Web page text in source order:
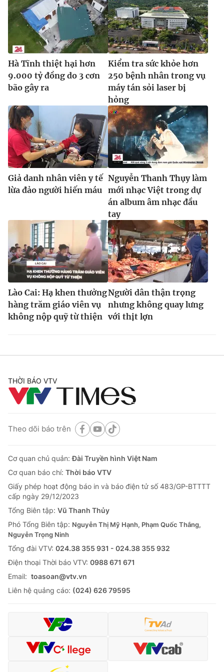
Ðiện thoại Thời báo VTV:024.66 897 897
Email:toasoan@vtv.vn
Liên hệ quảng cáo:
024-7300.7108
® Cấm sao chép dưới mọi hình thức nếu không có sự chấp
thuận bằng văn bản. Ghi rõ nguồn VTV.vn khi phát hành lại
thông tin từ website này.
Hà Tĩnh thiệt hại hơn
9.000 tỷ đồng do 3 cơn
bão gây ra
Kiểm tra sức khỏe hơn
250 bệnh nhân trong vụ
máy tán sỏi laser bị
hỏng
Giả danh nhân viên y tế
lừa đảo người hiến máu
Nguyễn Thanh Thụy làm
mới nhạc Việt trong dự
án album âm nhạc đầu
tay
Lào Cai: Hạ khen thưởng
hàng trăm giáo viên vụ
không nộp quỹ từ thiện
Người dân thận trọng
nhưng không quay lưng
với thịt lợn
THỜI BÁO VTV
Theo dõi báo trên
Cơ quan chủ quản:Đài Truyền hình Việt Nam
Cơ quan báo chí: Thời báo VTV
Giấy phép hoạt động báo in và báo điện tử số 483/GP-BTTTT
cấp ngày 29/12/2023
Tổng Biên tập: Vũ Thanh Thủy
Phó Tổng Biên tập: Nguyễn Thị Mỹ Hạnh, Phạm Quốc Thắng,
Nguyễn Trọng Ninh
Tổng đài VTV: 024.38 355 931 - 024.38 355 932
Ðiện thoại Thời báo VTV: 0988 671 671
Email: toasoan@vtv.vn
Liên hệ quảng cáo: (024) 626 79595